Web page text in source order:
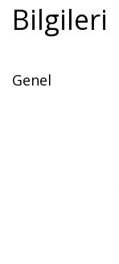
Bilgileri
Genel